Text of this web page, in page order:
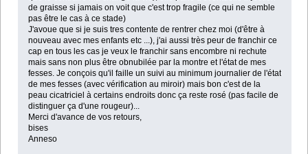
de graisse si jamais on voit que c'est trop fragile (ce qui ne semble
pas être le cas à ce stade)
J'avoue que si je suis tres contente de rentrer chez moi (d'être à
nouveau avec mes enfants etc ...), j'ai aussi très peur de franchir ce
cap en tous les cas je veux le franchir sans encombre ni rechute
mais sans non plus être obnubilée par la montre et l'état de mes
fesses. Je conçois qu'il faille un suivi au minimum journalier de l'état
de mes fesses (avec vérification au miroir) mais bon c'est de la
peau cicatriciel à certains endroits donc ça reste rosé (pas facile de
distinguer ça d'une rougeur)...
Merci d'avance de vos retours,
bises
Anneso